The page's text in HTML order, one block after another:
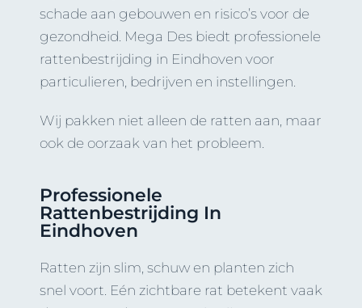
schade aan gebouwen en risico’s voor de
gezondheid. Mega Des biedt professionele
rattenbestrijding in Eindhoven voor
particulieren, bedrijven en instellingen.
Wij pakken niet alleen de ratten aan, maar
ook de oorzaak van het probleem.
Professionele
Rattenbestrijding In
Eindhoven
Ratten zijn slim, schuw en planten zich
snel voort. Eén zichtbare rat betekent vaak